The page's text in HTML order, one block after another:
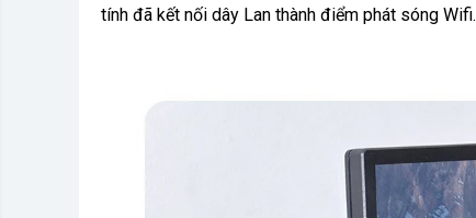
tính đã kết nối dây Lan thành điểm phát sóng Wifi.